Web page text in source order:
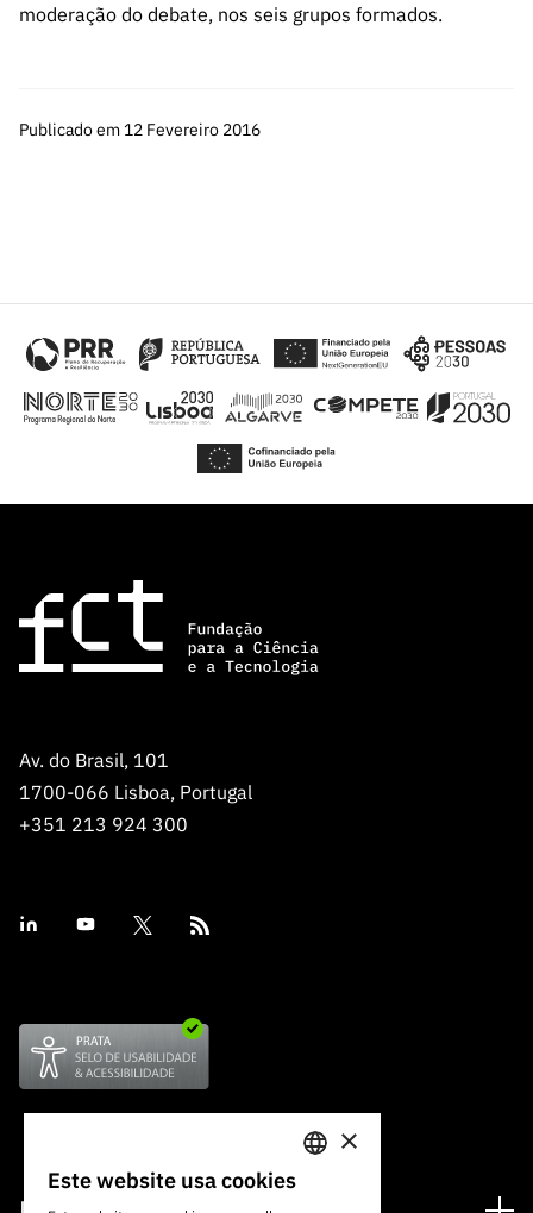
moderação do debate, nos seis grupos formados.
Publicado em 12 Fevereiro 2016
Av. do Brasil, 101
1700-066 Lisboa, Portugal
+351 213 924 300
PORTUGUESE
×
Este website usa cookies